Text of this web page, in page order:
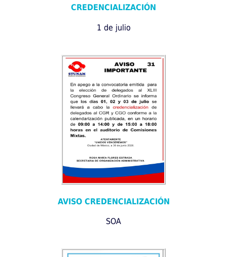
CREDENCIALIZACIÓN
1 de julio
AVISO CREDENCIALIZACIÓN
SOA